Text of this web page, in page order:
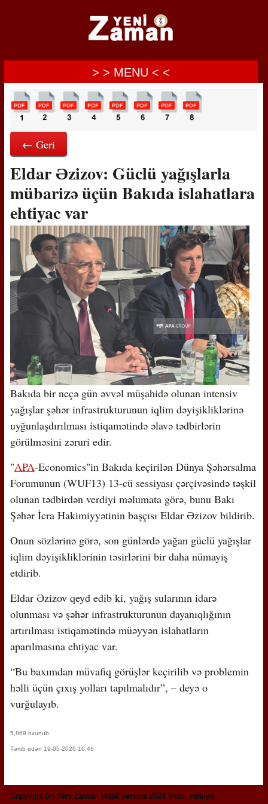
> > MENU < <
← Geri
Eldar Əzizov: Güclü yağışlarla
mübarizə üçün Bakıda islahatlara
ehtiyac var
Bakıda bir neçə gün əvvəl müşahidə olunan intensiv
yağışlar şəhər infrastrukturunun iqlim dəyişikliklərinə
uyğunlaşdırılması istiqamətində əlavə tədbirlərin
görülməsini zəruri edir.
"APA-Economics"in Bakıda keçirilən Dünya Şəhərsalma
Forumunun (WUF13) 13-cü sessiyası çərçivəsində təşkil
olunan tədbirdən verdiyi məlumata görə, bunu Bakı
Şəhər İcra Hakimiyyətinin başçısı Eldar Əzizov bildirib.
Onun sözlərinə görə, son günlərdə yağan güclü yağışlar
iqlim dəyişikliklərinin təsirlərini bir daha nümayiş
etdirib.
Eldar Əzizov qeyd edib ki, yağış sularının idarə
olunması və şəhər infrastrukturunun dayanıqlığının
artırılması istiqamətində müəyyən islahatların
aparılmasına ehtiyac var.
“Bu baxımdan müvafiq görüşlər keçirilib və problemin
həlli üçün çıxış yolları tapılmalıdır”, – deyə o
vurğulayıb.
5,869 oxunub
Tərtib edən 19-05-2026 16:46
Copyright (c) Yeni Zaman Mobil versiya 2024 Mobil versiya